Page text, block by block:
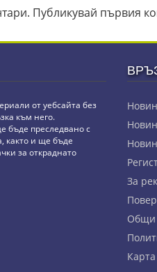
Публикувай първия
от уебсайта без
към него.
бъде преследвано с
както и ще бъде
за откраднато
За
Общи